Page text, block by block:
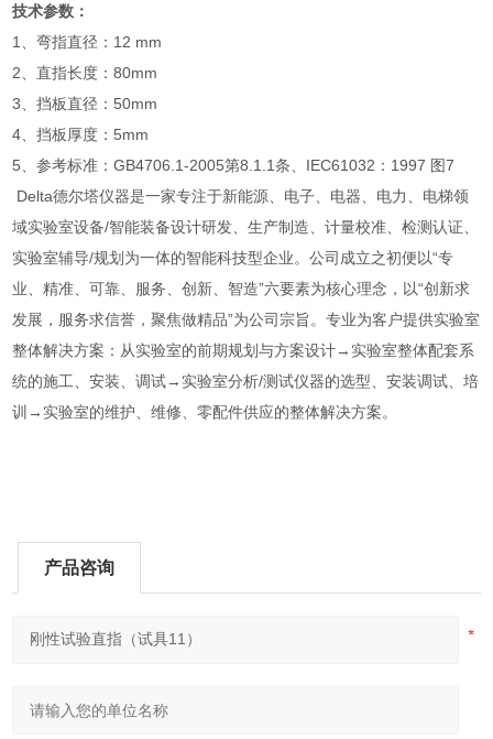
技术参数：
1、弯指直径：12 mm
2、直指长度：80mm
3、挡板直径：50mm
4、挡板厚度：5mm
5、参考标准：GB4706.1-2005第8.1.1条、IEC61032：1997 图7
Delta德尔塔仪器是一家专注于新能源、电子、电器、电力、电梯领
域实验室设备/智能装备设计研发、生产制造、计量校准、检测认证、
实验室辅导/规划为一体的智能科技型企业。公司成立之初便以“专
业、精准、可靠、服务、创新、智造”六要素为核心理念，以“创新求
发展，服务求信誉，聚焦做精品”为公司宗旨。专业为客户提供实验室
整体解决方案：从实验室的前期规划与方案设计→实验室整体配套系
统的施工、安装、调试→实验室分析/测试仪器的选型、安装调试、培
训→实验室的维护、维修、零配件供应的整体解决方案。
产品咨询